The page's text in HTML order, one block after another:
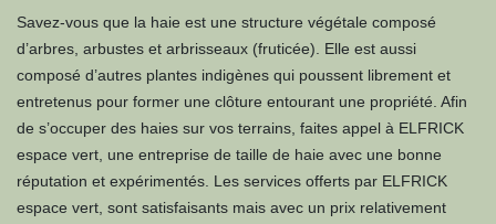
Savez-vous que la haie est une structure végétale composé
d’arbres, arbustes et arbrisseaux (fruticée). Elle est aussi
composé d’autres plantes indigènes qui poussent librement et
entretenus pour former une clôture entourant une propriété. Afin
de s’occuper des haies sur vos terrains, faites appel à ELFRICK
espace vert, une entreprise de taille de haie avec une bonne
réputation et expérimentés. Les services offerts par ELFRICK
espace vert, sont satisfaisants mais avec un prix relativement